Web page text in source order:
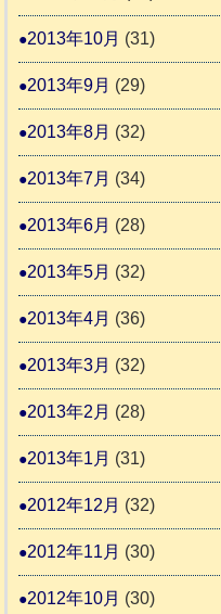
2013年10月 (31)
2013年9月 (29)
2013年8月 (32)
2013年7月 (34)
2013年6月 (28)
2013年5月 (32)
2013年4月 (36)
2013年3月 (32)
2013年2月 (28)
2013年1月 (31)
2012年12月 (32)
2012年11月 (30)
2012年10月 (30)